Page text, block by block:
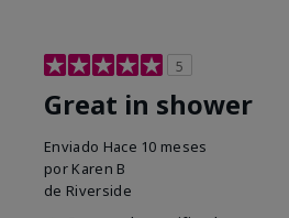
5
Great in shower
Enviado Hace 10 meses
por Karen B
de Riverside